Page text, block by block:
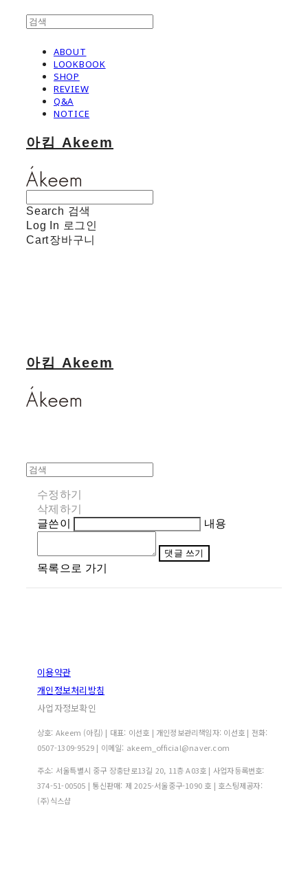
ABOUT
LOOKBOOK
SHOP
REVIEW
Q&A
NOTICE
아킴 Akeem
Search 검색
Log In 로그인
Cart장바구니
아킴 Akeem
수정하기
삭제하기
글쓴이
내용
댓글 쓰기
목록으로 가기
이용약관
개인정보처리방침
사업자정보확인
상호: Akeem (아킴) | 대표: 이선호 | 개인정보관리책임자: 이선호 | 전화:
0507-1309-9529 | 이메일: akeem_official@naver.com
주소: 서울특별시 중구 장충단로13길 20, 11층 A03호 | 사업자등록번호:
374-51-00505 | 통신판매: 제 2025-서울중구-1090 호 | 호스팅제공자:
(주)식스샵